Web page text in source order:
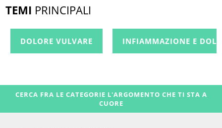
TEMI PRINCIPALI
DOLORE VULVARE INFIAMMAZIONE E
CERCA FRA LE CATEGORIE L'ARGOMENTO CHE TI STA A
CUORE